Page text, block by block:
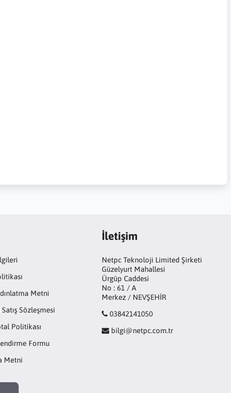
Metni
Sözleşmesi
Politikası
Formu
Metni
İletişim
Netpc Teknoloji Limited Şirketi
Güzelyurt Mahallesi
Ürgüp Caddesi
No : 61 / A
Merkez / NEVŞEHİR
03842141050
bilgi@netpc.com.tr